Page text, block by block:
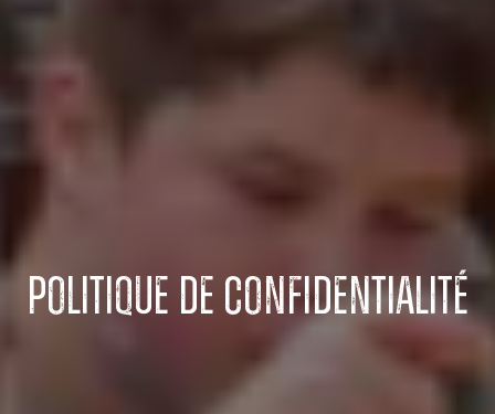
POLITIQUE DE CONFIDENTIALITÉ